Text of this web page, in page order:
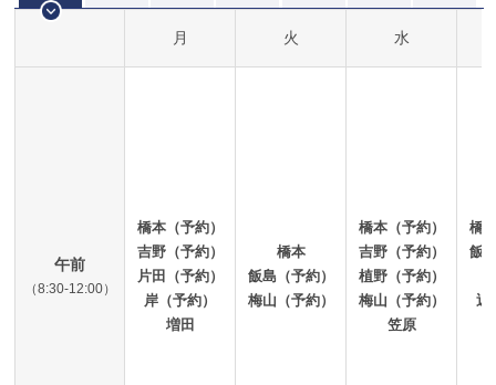
月 火 水
午前
（8:30-12:00）
橋本（予約）
吉野（予約）
片田（予約）
岸（予約）
増田
橋本
飯島（予約）
梅山（予約）
橋本（予約）
吉野（予約）
植野（予約）
梅山（予約）
笠原
橋
飯
近